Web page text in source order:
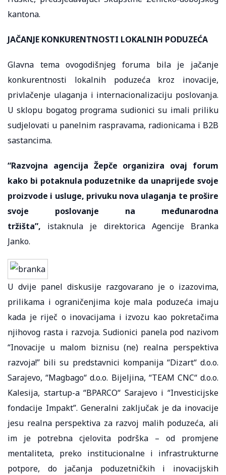
kantona.
JAČANJE KONKURENTNOSTI LOKALNIH PODUZEĆA​
Glavna tema ovogodišnjeg foruma bila je jačanje
konkurentnosti lokalnih poduzeća kroz inovacije,
privlačenje ulaganja i internacionalizaciju poslovanja.
U sklopu bogatog programa sudionici su imali priliku
sudjelovati u panelnim raspravama, radionicama i B2B
sastancima.
“Razvojna agencija Žepče organizira ovaj forum
kako bi potaknula poduzetnike da unaprijede svoje
proizvode i usluge, privuku nova ulaganja te prošire
svoje poslovanje na međunarodna
tržišta”, istaknula je direktorica Agencije Branka
Janko.
U dvije panel diskusije razgovarano je o izazovima,
prilikama i ograničenjima koje mala poduzeća imaju
kada je riječ o inovacijama i izvozu kao pokretačima
njihovog rasta i razvoja. Sudionici panela pod nazivom
“Inovacije u malom biznisu (ne) realna perspektiva
razvoja!” bili su predstavnici kompanija “Dizart“ d.o.o.
Sarajevo, “Magbago“ d.o.o. Bijeljina, “TEAM CNC“ d.o.o.
Kalesija, startup-a “BPARCO“ Sarajevo i “Investicijske
fondacije Impakt”. Generalni zaključak je da inovacije
jesu realna perspektiva za razvoj malih poduzeća, ali
im je potrebna cjelovita podrška – od promjene
mentaliteta, preko institucionalne i infrastrukturne
potpore, do jačanja poduzetničkih i inovacijskih